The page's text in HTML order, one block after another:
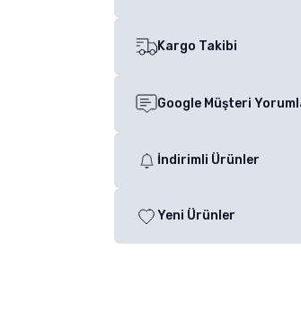
Kargo Takibi
Google Müşteri
İndirimli Ürünler
Yeni Ürünler